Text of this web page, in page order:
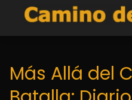
Más Allá del